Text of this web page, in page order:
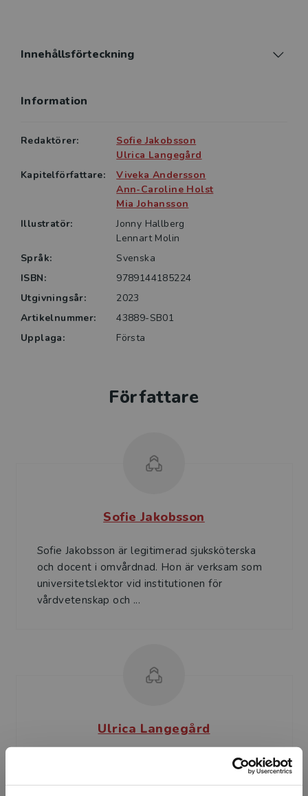
diagnostiserats med en cancersjukdom.
hur kan en sjuksköterska och specialistsjuksköterska
Innehållet i boken speglar bedömning, åtgärd och
utvärdering vilket gör att läsaren får aktuell kunskap
om hur omvårdnaden praktiskt ska utföras.
Boken vänder sig i första hand till studenter i
grundutbildning, men kan även läsas av studenter på
avancerad nivå och redan yrkesverksamma med stor
behållning.
Innehållsförteckning
Information
Redaktörer:
Sofie Jakobsson
Ulrica Langegård
Kapitelförfattare:
Viveka Andersson
Ann-Caroline Holst
Mia Johansson
Illustratör:
Jonny Hallberg
Lennart Molin
Språk:
Svenska
ISBN:
9789144185224
Utgivningsår:
2023
Artikelnummer:
43889-SB01
Upplaga:
Första
Författare
Sofie Jakobsson
Sofie Jakobsson är legitimerad sjuksköterska
och docent i omvårdnad. Hon är verksam som
universitetslektor vid institutionen för
vårdvetenskap och ...
Ulrica Langegård
Ulrica Langegård är legitimerad sjuksköterska
med specialistutbildning inom onkologisk vård.